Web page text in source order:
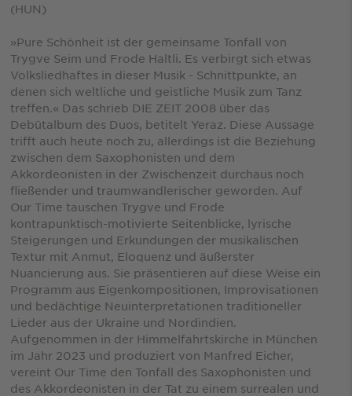
(HUN)
»Pure Schönheit ist der gemeinsame Tonfall von
Trygve Seim und Frode Haltli. Es verbirgt sich etwas
Volksliedhaftes in dieser Musik - Schnittpunkte, an
denen sich weltliche und geistliche Musik zum Tanz
treffen.« Das schrieb DIE ZEIT 2008 über das
Debütalbum des Duos, betitelt Yeraz. Diese Aussage
trifft auch heute noch zu, allerdings ist die Beziehung
zwischen dem Saxophonisten und dem
Akkordeonisten in der Zwischenzeit durchaus noch
fließender und traumwandlerischer geworden. Auf
Our Time tauschen Trygve und Frode
kontrapunktisch-motivierte Seitenblicke, lyrische
Steigerungen und Erkundungen der musikalischen
Textur mit Anmut, Eloquenz und äußerster
Nuancierung aus. Sie präsentieren auf diese Weise ein
Programm aus Eigenkompositionen, Improvisationen
und bedächtige Neuinterpretationen traditioneller
Lieder aus der Ukraine und Nordindien.
Aufgenommen in der Himmelfahrtskirche in München
im Jahr 2023 und produziert von Manfred Eicher,
vereint Our Time den Tonfall des Saxophonisten und
des Akkordeonisten in der Tat zu einem surrealen und